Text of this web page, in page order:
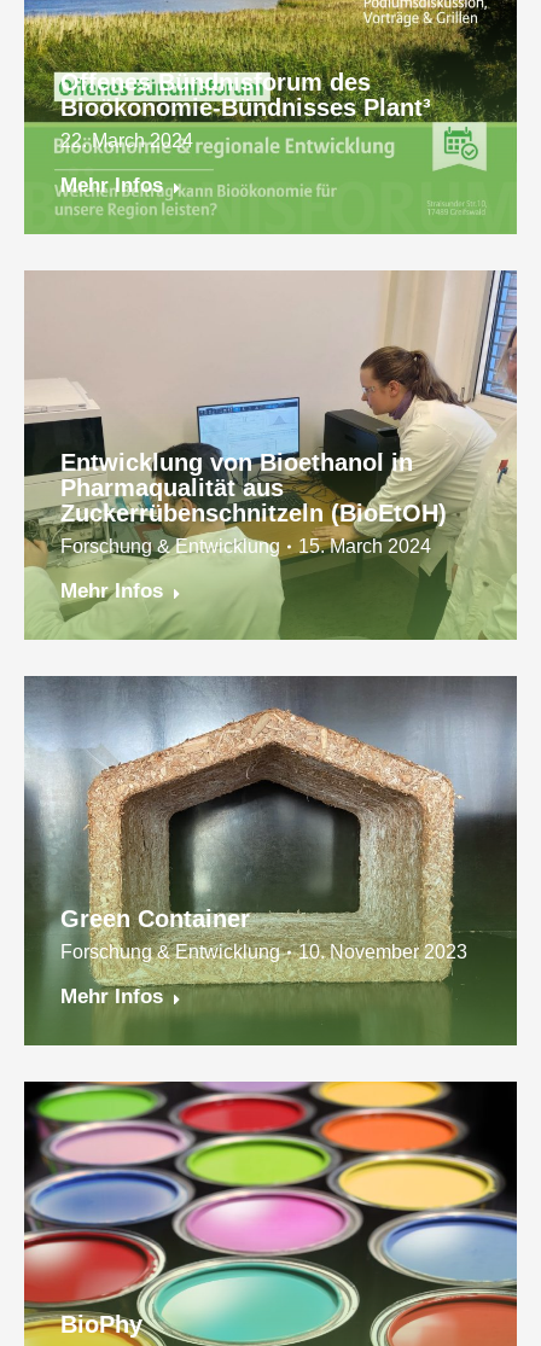
Offenes Bündnisforum des
Bioökonomie-Bündnisses Plant³
22. March 2024
Mehr Infos
Entwicklung von Bioethanol in
Pharmaqualität aus
Zuckerrübenschnitzeln (BioEtOH)
Forschung & Entwicklung 15. March 2024
Mehr Infos
Green Container
Forschung & Entwicklung 10. November 2023
Mehr Infos
BioPhy